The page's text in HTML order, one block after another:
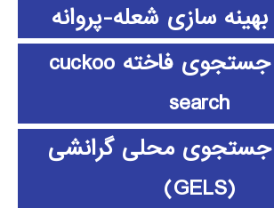
بهینه سازی شعله-پروانه
الگوریتم جستجوی فاخته cuckoo
search
جستجوی محلی گرانشی
(GELS)